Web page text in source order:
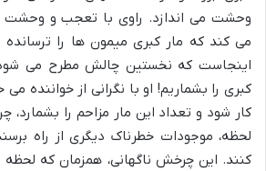
وحشت می اندازد. راوی با تعجب و وحشت از
می کند که مار کبری میمون ها را ترسانده
اینجاست که نخستین چالش مطرح می شود:
کبری را بشماریم! او با نگرانی از خواننده
کار شود و تعداد این مار مزاحم را
لحظه، موجودات خطرناک دیگری از راه
کنند. این چرخش ناگهانی، همزمان که